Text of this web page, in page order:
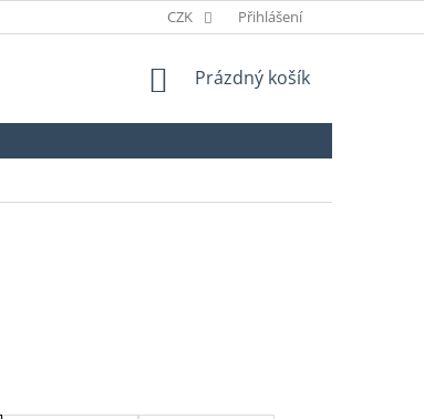
ODSTOUPENÍ OD SMLOUVY
CZK Přihlášení
NÁKUPNÍ
Prázdný košík